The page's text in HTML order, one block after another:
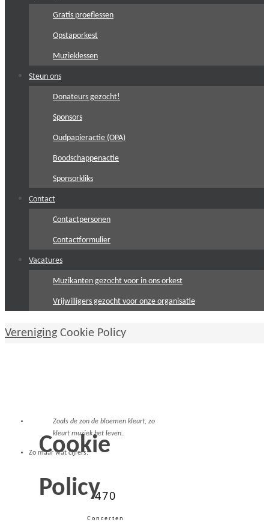
Gratis proeflessen
Opstaporkest
Muzieklessen
Steun ons
Donateurs gezocht!
Sponsors
Oudpapieractie (OPA)
Boodschappenactie
Sponsorkliks
Contact
Contactpersonen
Contactformulier
Vacatures
Muzikanten gezocht voor in ons orkest
Vrijwilligers gezocht voor onze organisatie
Home
Vereniging Cookie Policy
Cookie
Policy
Zoals de zon de bloemen kleurt, zo
kleurt muziek het leven..
Zo maar wat cijfers:
470
Concerten